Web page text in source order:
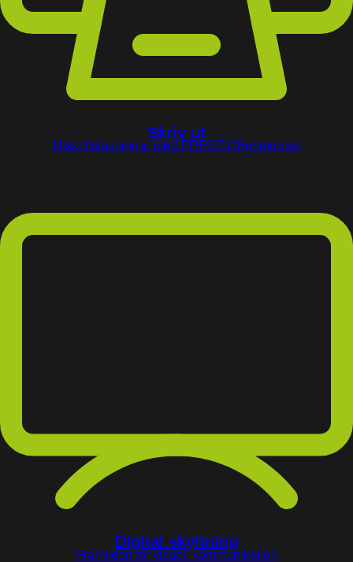
Skriv ut
Utskriftslösningar med PRESTIGEenterprise
Digital skyltning
Framtiden för visuell kommunikation